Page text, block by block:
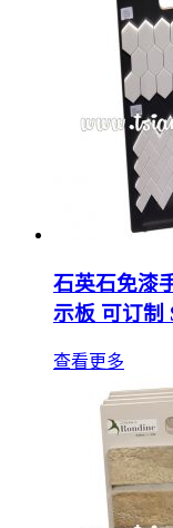
石英石免漆
示板 可订制
查看更多